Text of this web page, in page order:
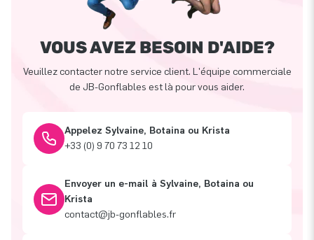
VOUS AVEZ BESOIN D'AIDE?
Veuillez contacter notre service client. L'équipe commerciale
de JB-Gonflables est là pour vous aider.
Appelez Sylvaine, Botaina ou Krista
+33 (0) 9 70 73 12 10
Envoyer un e-mail à Sylvaine, Botaina ou
Krista
contact@jb-gonflables.fr